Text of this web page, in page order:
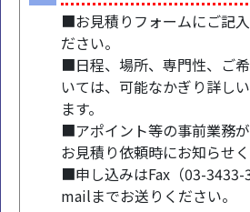
■お見積りフォームにご記
ださい。
■日程、場所、専門性、ご
いては、可能なかぎり詳し
ます。
■アポイント等の事前業務が
お見積り依頼時にお知らせく
■申し込みはFax（03-3433-
mailまでお送りください。